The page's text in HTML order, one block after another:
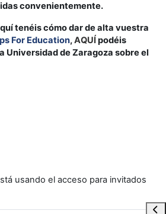
convenientemente.
tenéis cómo dar de alta vuestra
For Education,AQUÍ podéis
Universidad de Zaragoza sobre el
usando el acceso para invitados